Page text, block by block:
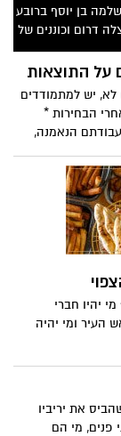
שלמה בן יוסף ברובע
דרום וכוננים של
ראשוני במקום,
החולים
על התוצאות
לא, יש למתמודדים
הבחירות *
הנאמנה,
כבר יודעים מה
בעוד כ-5 שנים... הם ירוצו שוב
* אשדוד נט
מהמטות
ועכלו את
יהיו חברי
העיר ומי יהיה
את יריביו
מי הם